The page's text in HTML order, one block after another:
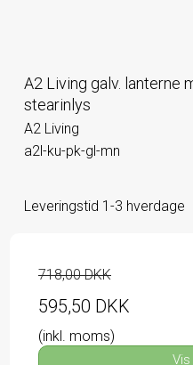
A2 Living galv. lanterne
stearinlys
A2 Living
a2l-ku-pk-gl-mn
Leveringstid 1-3 hverdage
718,00 DKK
595,50 DKK
(inkl. moms)